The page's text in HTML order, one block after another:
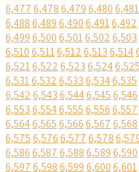
6,4776,4786,4796,4806,481
6,4886,4896,4906,4916,492
6,4996,5006,5016,5026,503
6,5106,5116,5126,5136,514
6,5216,5226,5236,5246,525
6,5316,5326,5336,5346,535
6,5426,5436,5446,5456,546
6,5536,5546,5556,5566,557
6,5646,5656,5666,5676,568
6,5756,5766,5776,578
6,5866,5876,5886,5896,590
6,5976,5986,5996,6006,601